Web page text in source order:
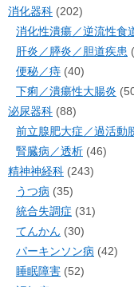
消化器科 (202)
消化性潰瘍／逆流性食
肝炎／膵炎／胆道疾患
便秘／痔 (40)
下痢／潰瘍性大腸炎
泌尿器科 (88)
前立腺肥大症／過活動
腎臓病／透析 (46)
精神神経科 (243)
うつ病 (35)
統合失調症 (31)
てんかん (30)
パーキンソン病 (42)
睡眠障害 (52)